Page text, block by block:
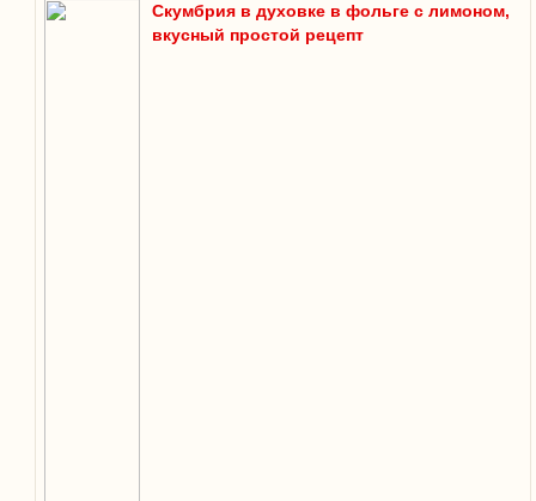
Скумбрия в духовке в фольге с лимоном,
вкусный простой рецепт